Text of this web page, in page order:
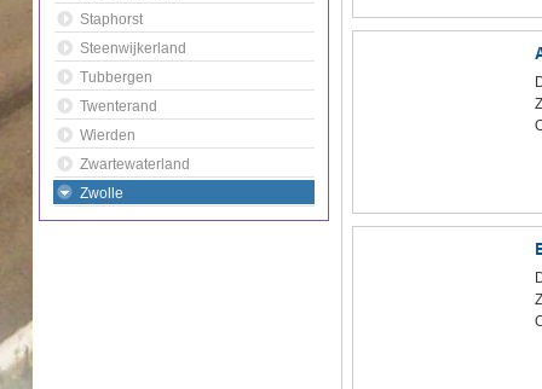
Staphorst
Steenwijkerland
Tubbergen
Twenterand
Wierden
Zwartewaterland
Zwolle